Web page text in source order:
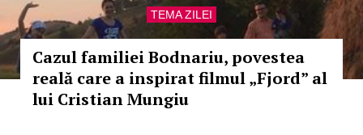
TEMA ZILEI
Cazul familiei Bodnariu, povestea
reală care a inspirat filmul „Fjord” al
lui Cristian Mungiu